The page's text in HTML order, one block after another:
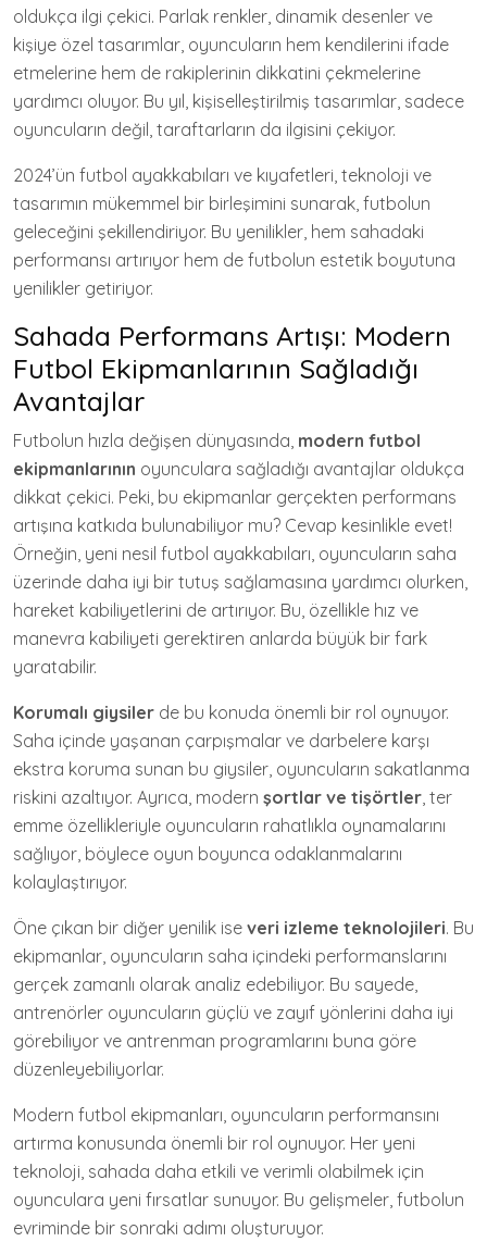
oldukça ilgi çekici. Parlak renkler, dinamik desenler ve
kişiye özel tasarımlar, oyuncuların hem kendilerini ifade
etmelerine hem de rakiplerinin dikkatini çekmelerine
yardımcı oluyor. Bu yıl, kişiselleştirilmiş tasarımlar, sadece
oyuncuların değil, taraftarların da ilgisini çekiyor.
2024’ün futbol ayakkabıları ve kıyafetleri, teknoloji ve
tasarımın mükemmel bir birleşimini sunarak, futbolun
geleceğini şekillendiriyor. Bu yenilikler, hem sahadaki
performansı artırıyor hem de futbolun estetik boyutuna
yenilikler getiriyor.
Sahada Performans Artışı: Modern
Futbol Ekipmanlarının Sağladığı
Avantajlar
Futbolun hızla değişen dünyasında, modern futbol
ekipmanlarının oyunculara sağladığı avantajlar oldukça
dikkat çekici. Peki, bu ekipmanlar gerçekten performans
artışına katkıda bulunabiliyor mu? Cevap kesinlikle evet!
Örneğin, yeni nesil futbol ayakkabıları, oyuncuların saha
üzerinde daha iyi bir tutuş sağlamasına yardımcı olurken,
hareket kabiliyetlerini de artırıyor. Bu, özellikle hız ve
manevra kabiliyeti gerektiren anlarda büyük bir fark
yaratabilir.
Korumalı giysiler de bu konuda önemli bir rol oynuyor.
Saha içinde yaşanan çarpışmalar ve darbelere karşı
ekstra koruma sunan bu giysiler, oyuncuların sakatlanma
riskini azaltıyor. Ayrıca, modern şortlar ve tişörtler, ter
emme özellikleriyle oyuncuların rahatlıkla oynamalarını
sağlıyor, böylece oyun boyunca odaklanmalarını
kolaylaştırıyor.
Öne çıkan bir diğer yenilik ise veri izleme teknolojileri. Bu
ekipmanlar, oyuncuların saha içindeki performanslarını
gerçek zamanlı olarak analiz edebiliyor. Bu sayede,
antrenörler oyuncuların güçlü ve zayıf yönlerini daha iyi
görebiliyor ve antrenman programlarını buna göre
düzenleyebiliyorlar.
Modern futbol ekipmanları, oyuncuların performansını
artırma konusunda önemli bir rol oynuyor. Her yeni
teknoloji, sahada daha etkili ve verimli olabilmek için
oyunculara yeni fırsatlar sunuyor. Bu gelişmeler, futbolun
evriminde bir sonraki adımı oluşturuyor.